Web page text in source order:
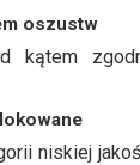
oszustw
kątem
niskiej